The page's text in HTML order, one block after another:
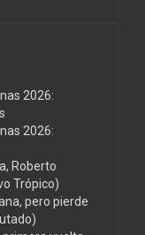
2026:
2026:
Roberto
Trópico)
pero pierde